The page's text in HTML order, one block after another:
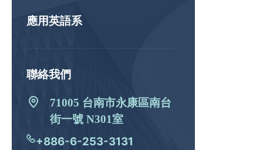
應用英語系
聯絡我們
71005 台南市永康區南台
街一號 N301室
+886-6-253-3131